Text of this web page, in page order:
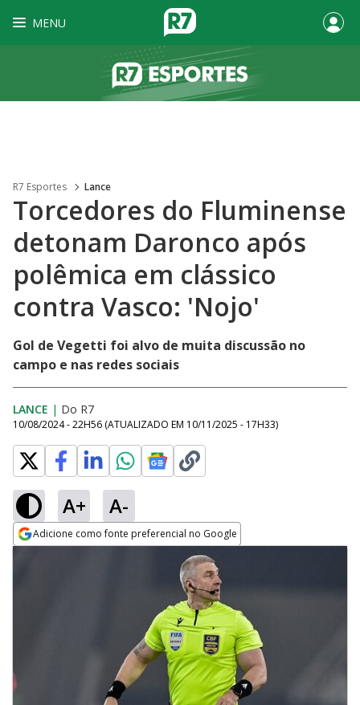
MENU
R7 Esportes Lance
Torcedores do Fluminense
detonam Daronco após
polêmica em clássico
contra Vasco: 'Nojo'
Gol de Vegetti foi alvo de muita discussão no
campo e nas redes sociais
LANCE | Do R7
10/08/2024 - 22H56 (ATUALIZADO EM 10/11/2025 - 17H33)
A+ A-
Adicione como fonte preferencial no Google